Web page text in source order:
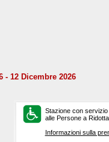
- 12 Dicembre 2026
Stazione con
alle Persone a
Informazioni sulla